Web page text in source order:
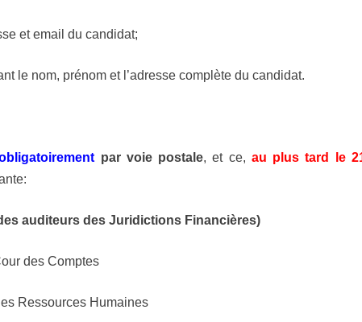
et email du candidat;
le nom, prénom et l’adresse complète du candidat.
par voie postale, et ce, au plus tard le
auditeurs des Juridictions Financières)
des Comptes
Ressources Humaines